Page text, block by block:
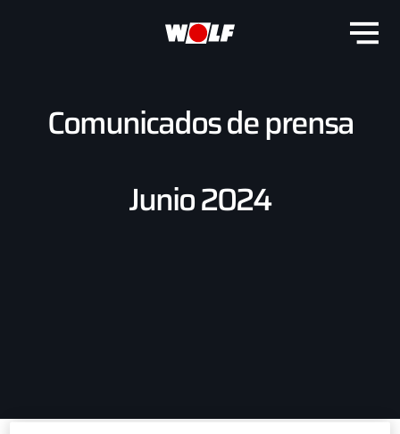
Comunicados de prensa
Junio 2024